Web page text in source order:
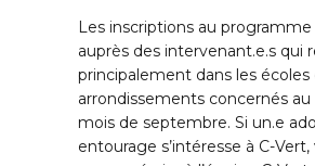
Les inscriptions au
auprès des intervenant.e.s qui
principalement dans les écoles
arrondissements concernés au
mois de septembre. Si un.e
entourage s’intéresse à C-Vert,